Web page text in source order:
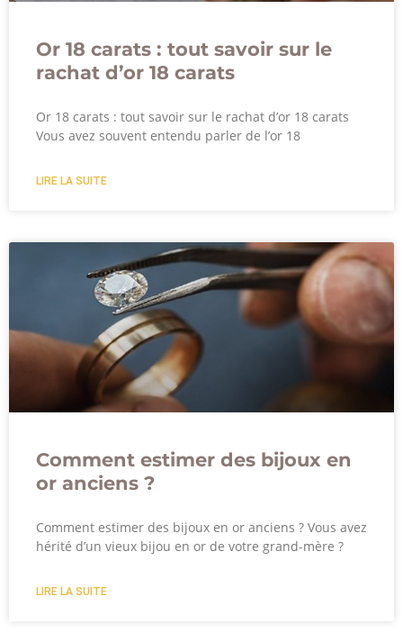
Or 18 carats : tout savoir sur le
rachat d’or 18 carats
Or 18 carats : tout savoir sur le rachat d’or 18 carats
Vous avez souvent entendu parler de l’or 18
LIRE LA SUITE
Comment estimer des bijoux en
or anciens ?
Comment estimer des bijoux en or anciens ? Vous avez
hérité d’un vieux bijou en or de votre grand-mère ?
LIRE LA SUITE